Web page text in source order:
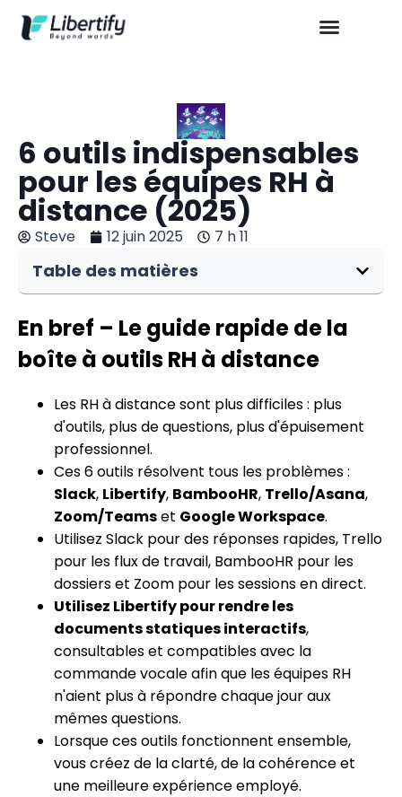
6 outils indispensables
pour les équipes RH à
distance (2025)
Steve 12 juin 2025 7 h 11
Table des matières
En bref – Le guide rapide de la
boîte à outils RH à distance
Les RH à distance sont plus difficiles : plus
d'outils, plus de questions, plus d'épuisement
professionnel.
Ces 6 outils résolvent tous les problèmes :
Slack, Libertify, BambooHR, Trello/Asana,
Zoom/Teamset Google Workspace.
Utilisez Slack pour des réponses rapides, Trello
pour les flux de travail, BambooHR pour les
dossiers et Zoom pour les sessions en direct.
Utilisez Libertify pour rendre les
documents statiques interactifs,
consultables et compatibles avec la
commande vocale afin que les équipes RH
n'aient plus à répondre chaque jour aux
mêmes questions.
Lorsque ces outils fonctionnent ensemble,
vous créez de la clarté, de la cohérence et
une meilleure expérience employé.